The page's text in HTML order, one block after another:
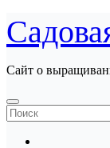
Перейти
к
содержанию
Сайт о